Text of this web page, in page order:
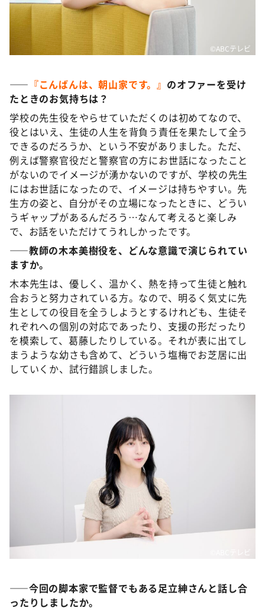
©️ABCテレビ
—— 『こんばんは、朝山家です。』 のオファーを受け
たときのお気持ちは？
学校の先生役をやらせていただくのは初めてなので、
役とはいえ、生徒の人生を背負う責任を果たして全う
できるのだろうか、という不安がありました。ただ、
例えば警察官役だと警察官の方にお世話になったこと
がないのでイメージが湧かないのですが、学校の先生
にはお世話になったので、イメージは持ちやすい。先
生方の姿と、自分がその立場になったときに、どうい
うギャップがあるんだろう…なんて考えると楽しみ
で、お話をいただけてうれしかったです。
——教師の木本美樹役を、どんな意識で演じられてい
ますか。
木本先生は、優しく、温かく、熱を持って生徒と触れ
合おうと努力されている方。なので、明るく気丈に先
生としての役目を全うしようとするけれども、生徒そ
れぞれへの個別の対応であったり、支援の形だったり
を模索して、葛藤したりしている。それが表に出てし
まうような幼さも含めて、どういう塩梅でお芝居に出
していくか、試行錯誤しました。
——今回の脚本家で監督でもある足立紳さんと話し合
ったりしましたか。